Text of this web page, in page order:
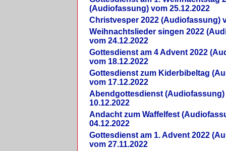
(Audiofassung) vom 25.12.2022
Christvesper 2022 (Audiofassung)
Weihnachtslieder singen 2022
vom 24.12.2022
Gottesdienst am 4 Advent 2022
vom 18.12.2022
Gottesdienst zum Kiderbibeltag
vom 17.12.2022
Abendgottesdienst (Audiofassung)
10.12.2022
Andacht zum Waffelfest
04.12.2022
Gottesdienst am 1. Advent 2022
vom 27.11.2022